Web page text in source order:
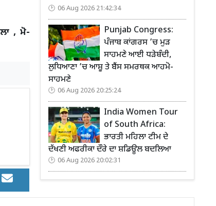
, ਮੋ-
06 Aug 2026 21:42:34
Punjab Congress:
ਪੰਜਾਬ ਕਾਂਗਰਸ ’ਚ ਮੁੜ
ਸਾਹਮਣੇ ਆਈ ਧੜੇਬੰਦੀ,
ਲੁਧਿਆਣਾ ’ਚ ਆਸ਼ੂ ਤੇ ਬੈਂਸ ਸਮਰਥਕ ਆਹਮੋ-
ਸਾਹਮਣੇ
06 Aug 2026 20:25:24
India Women Tour
of South Africa:
ਭਾਰਤੀ ਮਹਿਲਾ ਟੀਮ ਦੇ
ਦੱਖਣੀ ਅਫਰੀਕਾ ਦੌਰੇ ਦਾ ਸ਼ਡਿਊਲ ਬਦਲਿਆ
06 Aug 2026 20:02:31